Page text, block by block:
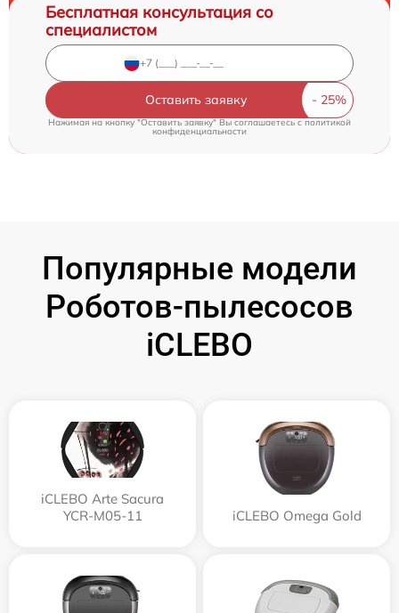
Бесплатная консультация со
специалистом
Оставить заявку
Нажимая на кнопку "Оставить заявку" Вы соглашаетесь cполитикой
конфиденциальности
Популярные модели
Роботов-пылесосов
iCLEBO
iCLEBO Arte Sacura
YCR-M05-11
iCLEBO Omega Gold